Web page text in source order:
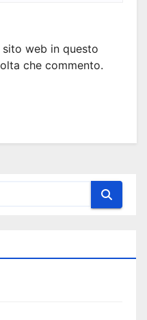
sito web in questo
che commento.